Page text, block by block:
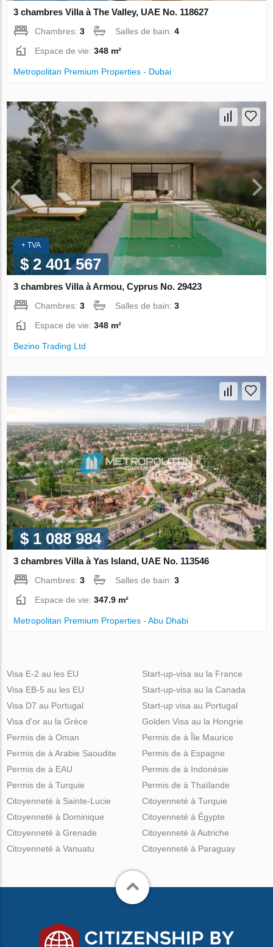
3 chambres Villa à The Valley, UAE No. 118627
Chambres:3 Salles de bain:4
Espace de vie:348 m²
Metropolitan Premium Properties - Dubai
+ TVA
$ 2 401 567
3 chambres Villa à Armou, Cyprus No. 29423
Chambres:3 Salles de bain:3
Espace de vie:348 m²
Bezino Trading Ltd
$ 1 088 984
3 chambres Villa à Yas Island, UAE No. 113546
Chambres:3 Salles de bain:3
Espace de vie:347.9 m²
Metropolitan Premium Properties - Abu Dhabi
Visa E-2 au les EU
Visa EB-5 au les EU
Visa D7 au Portugal
Visa d'or au la Grèce
Start-up-visa au la France
Start-up-visa au la Canada
Start-up visa au Portugal
Golden Visa au la Hongrie
Permis de à Oman
Permis de à Arabie Saoudite
Permis de à EAU
Permis de à Turquie
Permis de à Île Maurice
Permis de à Espagne
Permis de à Indonésie
Permis de à Thaïlande
Citoyenneté à Sainte-Lucie
Citoyenneté à Dominique
Citoyenneté à Grenade
Citoyenneté à Vanuatu
Citoyenneté à Turquie
Citoyenneté à Égypte
Citoyenneté à Autriche
Citoyenneté à Paraguay